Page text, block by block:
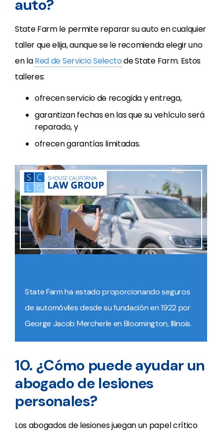
auto?
State Farm le permite reparar su auto en cualquier
taller que elija, aunque se le recomienda elegir uno
en laRed de Servicio Selectode State Farm. Estos
talleres:
ofrecen servicio de recogida y entrega,
garantizan fechas en las que su vehículo será
reparado, y
ofrecen garantías limitadas.
State Farm ha estado proporcionando seguros
de automóviles desde su fundación en 1922 por
George Jacob Mercherle en Bloomington, Illinois.
10. ¿Cómo puede ayudar un
abogado de lesiones
personales?
Los abogados de lesiones juegan un papel crítico